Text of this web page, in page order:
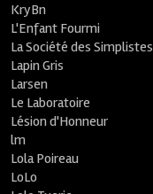
KryBn
L'Enfant Fourmi
La Société des Simplistes
Lapin Gris
Larsen
Le Laboratoire
Lésion d'Honneur
lm
Lola Poireau
LoLo